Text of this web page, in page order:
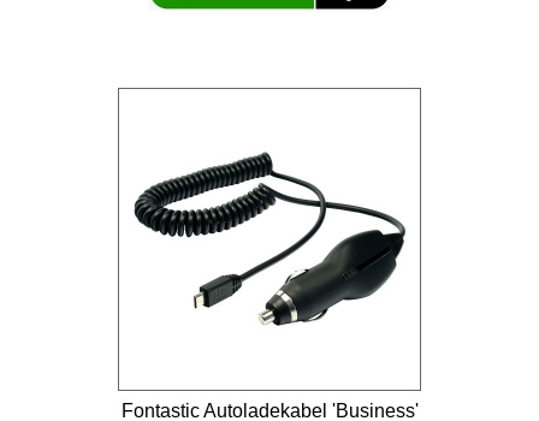
Fontastic Autoladekabel 'Business'